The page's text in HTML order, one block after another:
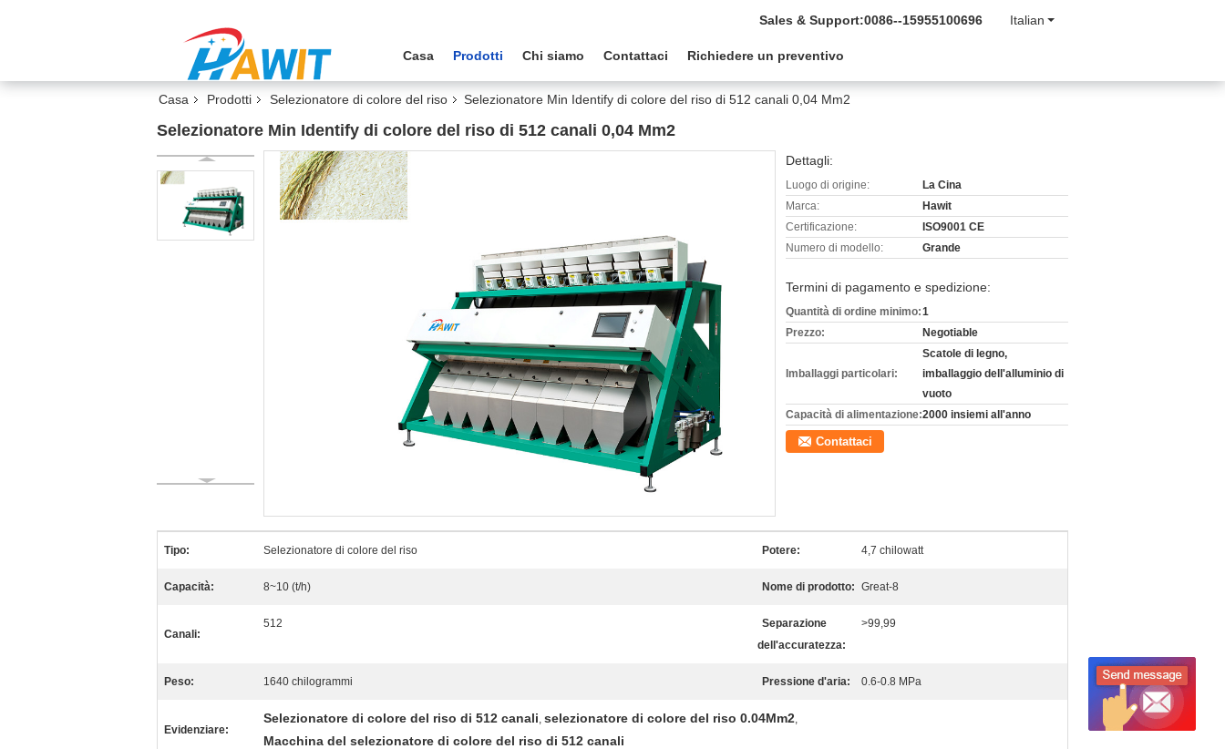
Italian
Sales & Support:0086--15955100696
Casa Prodotti Chi siamo Contattaci Richiedere un preventivo
Casa Prodotti Selezionatore di colore del riso Selezionatore Min Identify di colore del riso di 512 canali 0,04 Mm2
Selezionatore Min Identify di colore del riso di 512 canali 0,04 Mm2
Dettagli:
Luogo di origine:
La Cina
Marca:
Hawit
Certificazione:
ISO9001 CE
Numero di modello:
Grande
Termini di pagamento e spedizione:
Quantità di ordine minimo:1
Prezzo:
Negotiable
Imballaggi particolari:
Scatole di legno,
imballaggio dell'alluminio di
vuoto
Capacità di alimentazione:2000 insiemi all'anno
Contattaci
Tipo: Selezionatore di colore del riso Potere: 4,7 chilowatt
Capacità: 8~10 (t/h) Nome di prodotto: Great-8
Canali:
512
Separazione
dell'accuratezza:
>99,99
Peso: 1640 chilogrammi Pressione d'aria: 0.6-0.8 MPa
Evidenziare:
Selezionatore di colore del riso di 512 canali, selezionatore di colore del riso 0.04Mm2,
Macchina del selezionatore di colore del riso di 512 canali